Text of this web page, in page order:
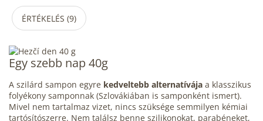
ÉRTÉKELÉS (9)
Egy szebb nap 40g
A szilárd sampon egyre kedveltebb alternatívája a klasszikus
folyékony samponnak (Szlovákiában is samponként ismert).
Mivel nem tartalmaz vizet, nincs szüksége semmilyen kémiai
tartósítószerre. Nem találsz benne szilikonokat, parabéneket,